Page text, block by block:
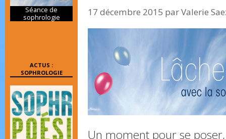
17 décembre 2015 parValerie
Un moment pour se
Séance de
sophrologie
ACTUS :
SOPHROLOGIE